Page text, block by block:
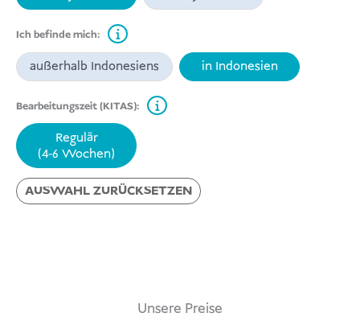
Ich befinde mich:
außerhalb Indonesiens in Indonesien
Bearbeitungszeit (KITAS):
Regulär
(4-6 Wochen)
AUSWAHL ZURÜCKSETZEN
Unsere Preise